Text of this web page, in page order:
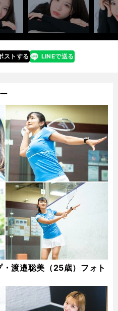
ストする
line LINEで送る
渡邉聡美（25歳）フォト